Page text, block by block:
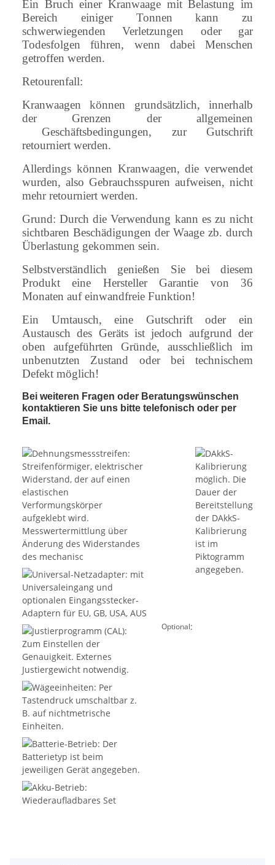
Ein Bruch einer Kranwaage mit Belastung im
Bereich einiger Tonnen kann zu
schwerwiegenden Verletzungen oder gar
Todesfolgen führen, wenn dabei Menschen
getroffen werden.
Retourenfall:
Kranwaagen können grundsätzlich, innerhalb
der Grenzen der allgemeinen
Geschäftsbedingungen, zur Gutschrift
retourniert werden.
Allerdings können Kranwaagen, die verwendet
wurden, also Gebrauchsspuren aufweisen, nicht
mehr retourniert werden.
Grund: Durch die Verwendung kann es zu nicht
sichtbaren Beschädigungen der Waage zb. durch
Überlastung gekommen sein.
Selbstverständlich genießen Sie bei diesem
Produkt eine Hersteller Garantie von 36
Monaten auf einwandfreie Funktion!
Ein Umtausch, eine Gutschrift oder ein
Austausch des Geräts ist jedoch aufgrund der
oben aufgeführten Gründe, ausschließlich im
unbenutzten Zustand oder bei technischem
Defekt möglich!
Bei weiteren Fragen oder Beratungswünschen
kontaktieren Sie uns bitte telefonisch oder per
Email.
Optional: